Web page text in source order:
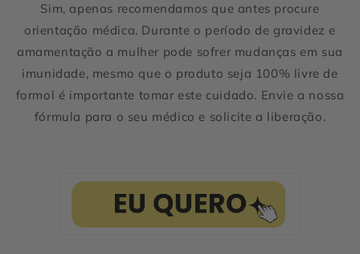
Sim, apenas recomendamos que antes procure
orientação médica. Durante o período de gravidez e
amamentação a mulher pode sofrer mudanças em sua
imunidade, mesmo que o produto seja 100% livre de
formol é importante tomar este cuidado. Envie a nossa
fórmula para o seu médico e solicite a liberação.